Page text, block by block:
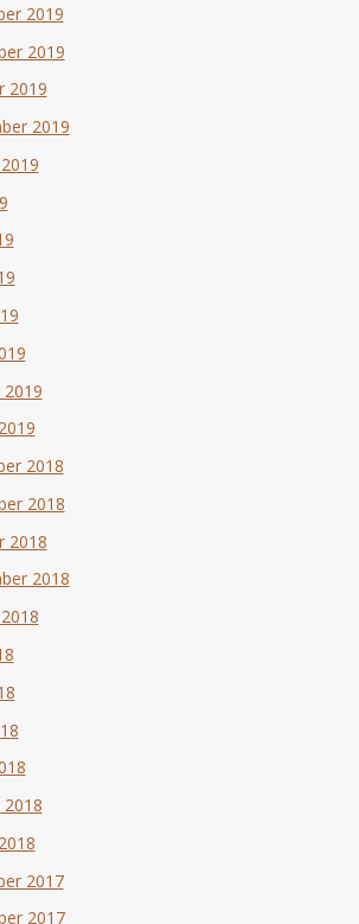
2019
2019
2019
2019
2018
2018
2018
2018
2017
2017